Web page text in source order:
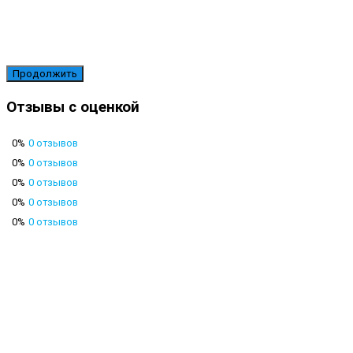
Продолжить
Отзывы с оценкой
0% 0 отзывов
0% 0 отзывов
0% 0 отзывов
0% 0 отзывов
0% 0 отзывов